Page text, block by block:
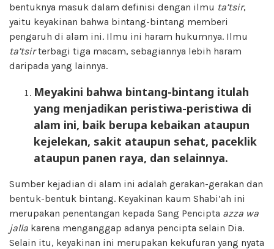
bentuknya masuk dalam definisi dengan ilmu ta’tsir,
yaitu keyakinan bahwa bintang-bintang memberi
pengaruh di alam ini. Ilmu ini haram hukumnya. Ilmu
ta’tsirterbagi tiga macam, sebagiannya lebih haram
daripada yang lainnya.
Meyakini bahwa bintang-bintang itulah
yang menjadikan peristiwa-peristiwa di
alam ini, baik berupa kebaikan ataupun
kejelekan, sakit ataupun sehat, paceklik
ataupun panen raya, dan selainnya.
Sumber kejadian di alam ini adalah gerakan-gerakan dan
bentuk-bentuk bintang. Keyakinan kaum Shabi’ah ini
merupakan penentangan kepada Sang Pencipta azza wa
jalla karena menganggap adanya pencipta selain Dia.
Selain itu, keyakinan ini merupakan kekufuran yang nyata